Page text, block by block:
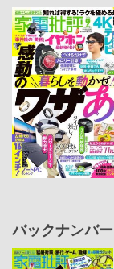
バックナンバー